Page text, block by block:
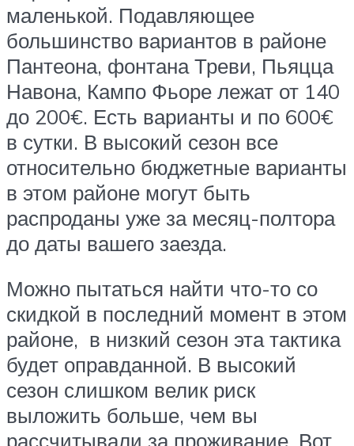
маленькой. Подавляющее
большинство вариантов в районе
Пантеона, фонтана Треви, Пьяцца
Навона, Кампо Фьоре лежат от 140
до 200€. Есть варианты и по 600€
в сутки. В высокий сезон все
относительно бюджетные варианты
в этом районе могут быть
распроданы уже за месяц-полтора
до даты вашего заезда.
Можно пытаться найти что-то со
скидкой в последний момент в этом
районе, в низкий сезон эта тактика
будет оправданной. В высокий
сезон слишком велик риск
выложить больше, чем вы
рассчитывали за проживание. Вот